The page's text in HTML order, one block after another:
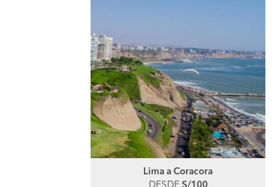
Lima a Coracora